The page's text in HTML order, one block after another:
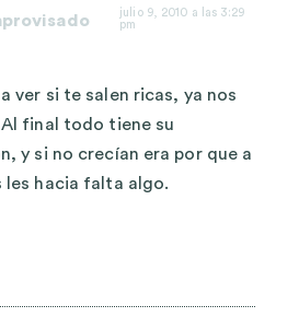
julio 9, 2010 a las 3:29
pm
ver si te salen ricas, ya nos
final todo tiene su
y si no crecían era por que a
les hacia falta algo.